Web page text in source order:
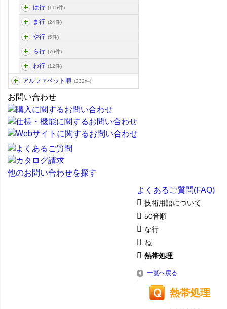
は行 (115件)
ま行 (24件)
や行 (5件)
ら行 (76件)
わ行 (12件)
アルファベット順 (232件)
お問い合わせ
他のお問い合わせを探す
よくあるご質問(FAQ)
技術用語について
50音順
な行
ね
熱帯処理
一覧へ戻る
熱帯処理